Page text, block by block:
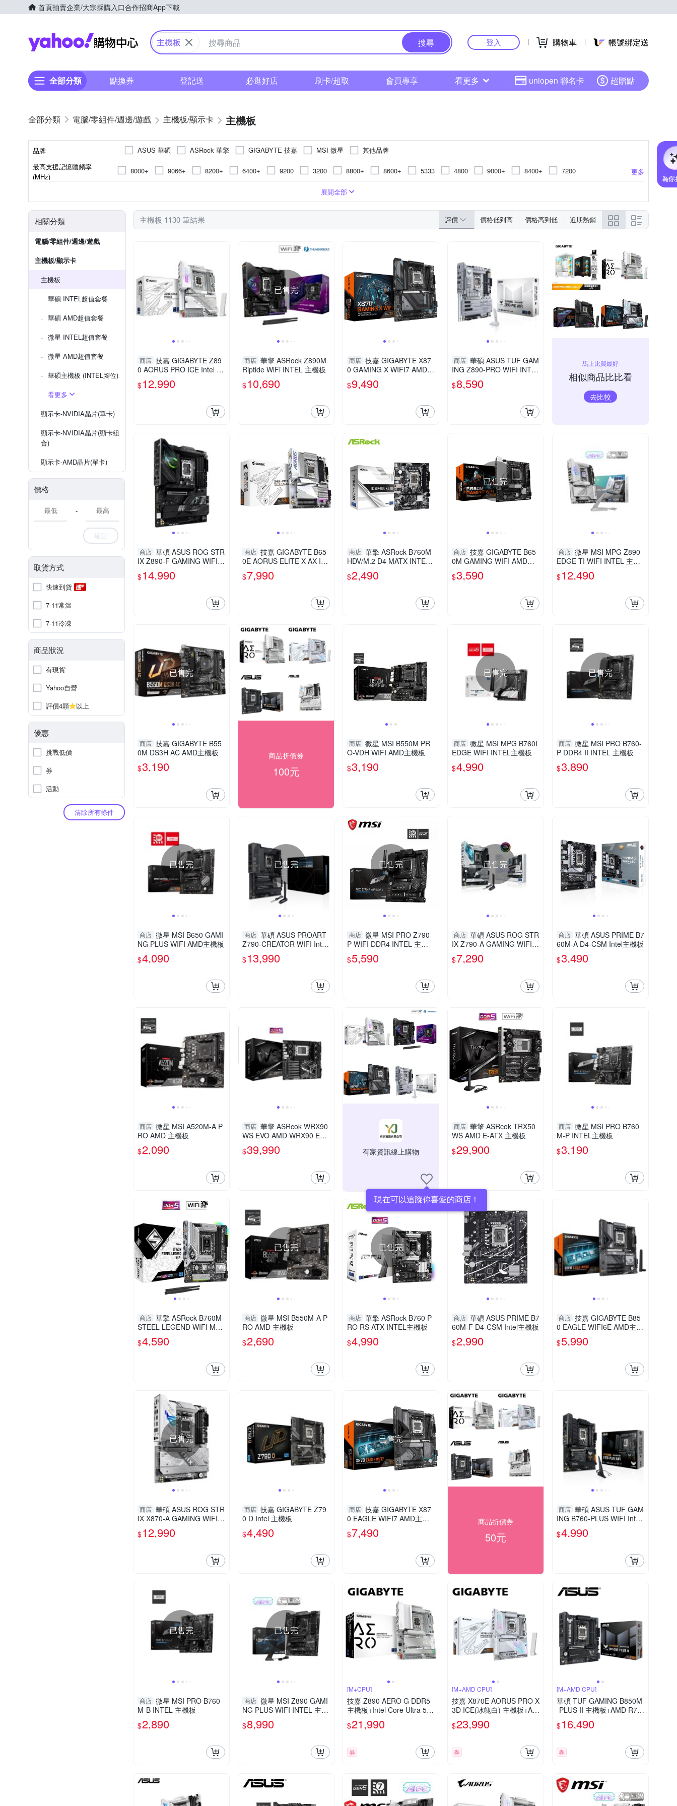
首頁拍賣企業/大宗採購入口合作招商App下載
Yahoo購物中心
主機板 搜尋 登入 購物車 帳號綁定送
全部分類 點換券 登記送 必逛好店 刷卡/超取 會員專享 看更多 uniopen 聯名卡 超贈點
電腦/零組件/週邊/遊戲 主機板/顯示卡 主機板
品牌
品牌名稱
ASUS 華碩 ASRock 華擎 GIGABYTE 技嘉 MSI 微星
其他品牌
最高支援記憶體頻率
(MHz)
更多
8000+ 9066+ 8200+ 6400+ 9200 3200 8800+ 8600+ 5333 4800 9000+ 8400+
7200
5400
7000
6000
AMD B650
H610
Socket 1155
uATX
展開全部
相關分類
電腦/零組件/週邊/遊戲
主機板/顯示卡
主機板
華碩 INTEL超值套餐
華碩 AMD超值套餐
微星 INTEL超值套餐
微星 AMD超值套餐
華碩主機板 (INTEL腳位)
看更多
顯示卡-NVIDIA晶片(單卡)
顯示卡-NVIDIA晶片(顯卡組
合)
顯示卡-AMD晶片(單卡)
價格
-
確定
取貨方式
快速到貨
7-11常溫
7-11冷凍
商品狀況
有現貨
Yahoo自營
評價4顆
以上
優惠
挑戰低價
券
活動
清除所有條件
主機板 1130 筆結果 評價 價格低到高 價格高到低 近期熱銷
商店 技嘉 GIGABYTE Z89
0 AORUS PRO ICE Intel 主
機板
$12,990
已售完
商店 華擎 ASRock Z890M
Riptide WiFi INTEL 主機板
$10,690
商店 技嘉 GIGABYTE X87
0 GAMING X WIFI7 AMD主
機板
$9,490
商店 華碩 ASUS TUF GAM
ING Z890-PRO WIFI INTE
L主機板
$8,590
馬上比買最好
相似商品比比看
去比較
商店 華碩 ASUS ROG STR
IX Z890-F GAMING WIFI I
NTEL 主機板
$14,990
商店 技嘉 GIGABYTE B65
0E AORUS ELITE X AX IC
E AMD主機板
$7,990
商店 華擎 ASRock B760M-
HDV/M.2 D4 MATX INTEL
主機板
$2,490
已售完
商店 技嘉 GIGABYTE B65
0M GAMING WIFI AMD主
機板
$3,590
商店 微星 MSI MPG Z890
EDGE TI WIFI INTEL 主機
$12,490
已售完
商店 技嘉 GIGABYTE B55
0M DS3H AC AMD主機板
$3,190
商品折價券
100元
商店 微星 MSI B550M PR
O-VDH WIFI AMD主機板
$3,190
已售完
商店 微星 MSI MPG B760I
EDGE WIFI INTEL主機板
$4,990
已售完
商店 微星 MSI PRO B760-
P DDR4 II INTEL 主機板
$3,890
已售完
商店 微星 MSI B650 GAMI
NG PLUS WIFI AMD主機板
$4,090
已售完
商店 華碩 ASUS PROART
Z790-CREATOR WIFI Intel
主機板
$13,990
已售完
商店 微星 MSI PRO Z790-
P WIFI DDR4 INTEL 主機
板
$5,590
已售完
商店 華碩 ASUS ROG STR
IX Z790-A GAMING WIFI D
4 Intel主機板
$7,290
商店 華碩 ASUS PRIME B7
60M-A D4-CSM Intel主機板
$3,490
商店 微星 MSI A520M-A P
RO AMD 主機板
$2,090
商店 華擎 ASRcok WRX90
WS EVO AMD WRX90 EEB
Form 工作站主機板
$39,990 有家資訊線上購物
現在可以追蹤你喜愛的商店！
商店 華擎 ASRcok TRX50
WS AMD E-ATX 主機板
$29,900
商店 微星 MSI PRO B760
M-P INTEL主機板
$3,190
商店 華擎 ASRock B760M
STEEL LEGEND WIFI MAT
X INTEL主機板
$4,590
已售完
商店 微星 MSI B550M-A P
RO AMD 主機板
$2,690
已售完
商店 華擎 ASRock B760 P
RO RS ATX INTEL主機板
$4,990
商店 華碩 ASUS PRIME B7
60M-F D4-CSM Intel主機板
$2,990
商店 技嘉 GIGABYTE B85
0 EAGLE WIFI6E AMD主機
板
$5,990
已售完
商店 華碩 ASUS ROG STR
IX X870-A GAMING WIFI A
MD 主機板
$12,990
商店 技嘉 GIGABYTE Z79
0 D Intel 主機板
$4,490
已售完
商店 技嘉 GIGABYTE X87
0 EAGLE WIFI7 AMD主機
板
$7,490
商品折價券
50元
商店 華碩 ASUS TUF GAM
ING B760-PLUS WIFI Intel
主機板
$4,990
已售完
商店 微星 MSI PRO B760
M-B INTEL 主機板
$2,890
已售完
商店 微星 MSI Z890 GAMI
NG PLUS WIFI INTEL 主機
板
$8,990
[M+CPU]
技嘉 Z890 AERO G DDR5
主機板+Intel Core Ultra 5 2
50K Plus【18核】
$21,990
券
[M+AMD CPU]
技嘉 X870E AORUS PRO X
3D ICE(冰魄白) 主機板+AM
D R7 9700X 8核/16緒
$23,990
券
[M+AMD CPU]
華碩 TUF GAMING B850M
-PLUS II 主機板+AMD R7 9
700X 8核/16緒
$16,490
券